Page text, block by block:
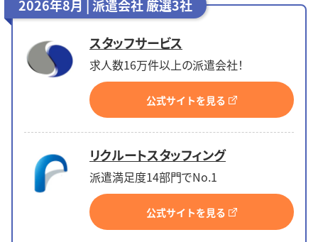
2026年8月 | 派遣会社 厳選3社
スタッフサービス
求人数16万件以上の派遣会社！
公式サイトを見る
リクルートスタッフィング
派遣満足度14部門でNo.1
公式サイトを見る